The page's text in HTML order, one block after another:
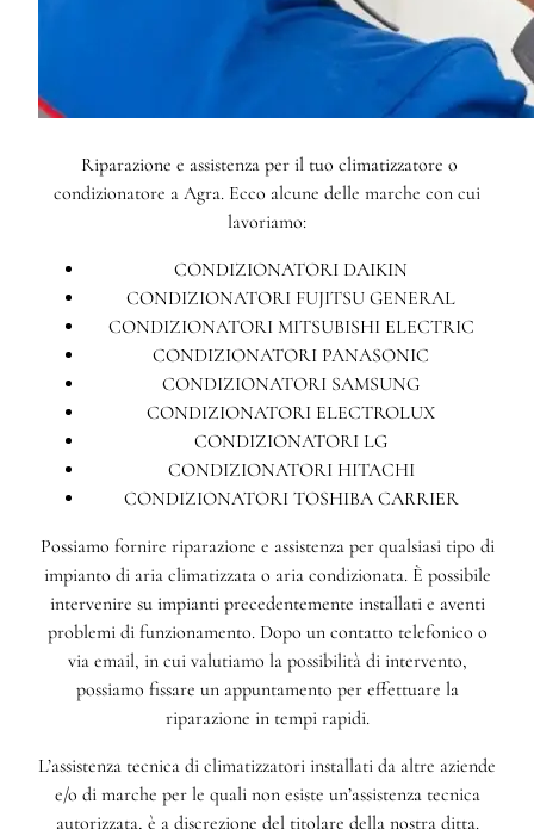
Riparazione e assistenza per il tuo climatizzatore o
condizionatore a Agra. Ecco alcune delle marche con cui
lavoriamo:
CONDIZIONATORI DAIKIN
CONDIZIONATORI FUJITSU GENERAL
CONDIZIONATORI MITSUBISHI ELECTRIC
CONDIZIONATORI PANASONIC
CONDIZIONATORI SAMSUNG
CONDIZIONATORI ELECTROLUX
CONDIZIONATORI LG
CONDIZIONATORI HITACHI
CONDIZIONATORI TOSHIBA CARRIER
Possiamo fornire riparazione e assistenza per qualsiasi tipo di
impianto di aria climatizzata o aria condizionata. È possibile
intervenire su impianti precedentemente installati e aventi
problemi di funzionamento. Dopo un contatto telefonico o
via email, in cui valutiamo la possibilità di intervento,
possiamo fissare un appuntamento per effettuare la
riparazione in tempi rapidi.
L’assistenza tecnica di climatizzatori installati da altre aziende
e/o di marche per le quali non esiste un’assistenza tecnica
autorizzata, è a discrezione del titolare della nostra ditta.